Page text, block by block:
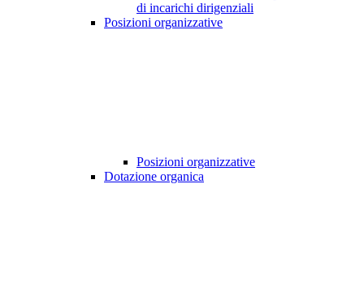
di incarichi dirigenziali
Posizioni organizzative
Posizioni organizzative
Dotazione organica